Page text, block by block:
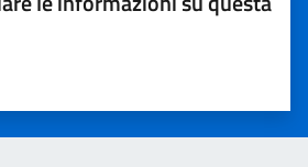
5 stelle su 5
su 5
su 5
5